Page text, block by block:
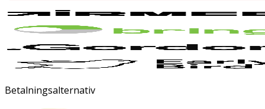
Betalningsalternativ